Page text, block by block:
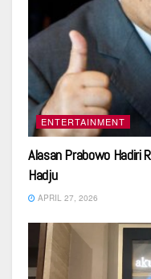
ENTERTAINMENT
Alasan Prabowo Hadiri
Hadju
APRIL 27, 2026